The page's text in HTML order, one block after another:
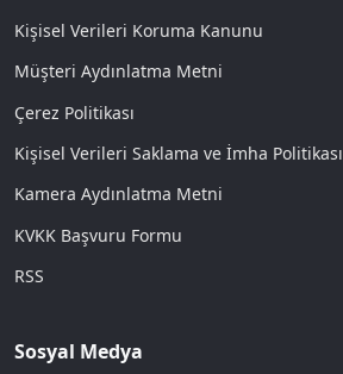
Kişisel Verileri Koruma Kanunu
Müşteri Aydınlatma Metni
Çerez Politikası
Kişisel Verileri Saklama ve İmha Politikası
Kamera Aydınlatma Metni
KVKK Başvuru Formu
RSS
Sosyal Medya